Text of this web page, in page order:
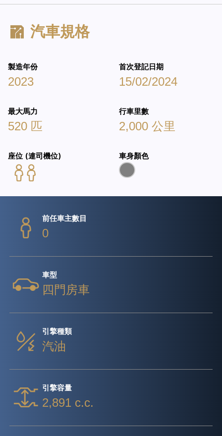
汽車規格
製造年份
2023
首次登記日期
15/02/2024
最大馬力
520 匹
行車里數
2,000 公里
座位 (連司機位) 車身顏色
前任車主數目
0
車型
四門房車
引擎種類
汽油
引擎容量
2,891 c.c.